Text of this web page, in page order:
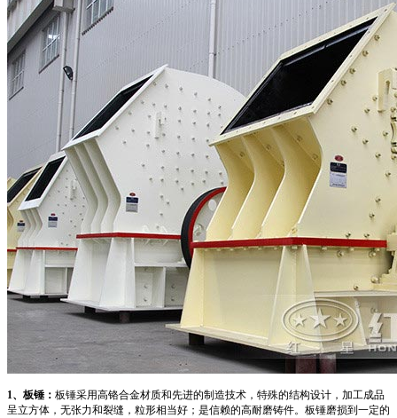
1、板锤： 板锤采用高铬合金材质和先进的制造技术，特殊的结构设计，加工成品
呈立方体，无张力和裂缝，粒形相当好；是信赖的高耐磨铸件。板锤磨损到一定的